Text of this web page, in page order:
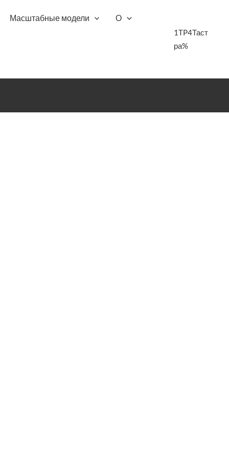
Масштабные модели О
1TP4Таст
ра%